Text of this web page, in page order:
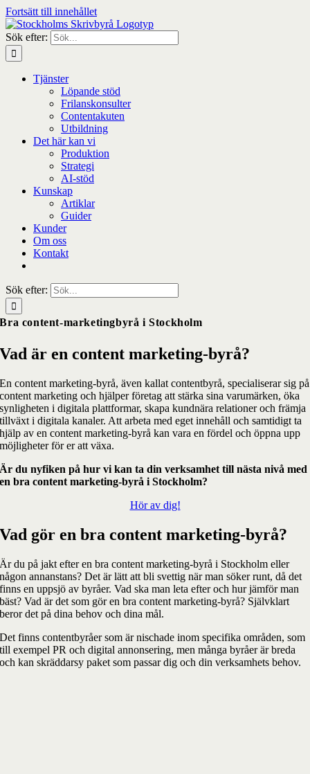
Fortsätt till innehållet
Sök efter:
Tjänster
Löpande stöd
Frilanskonsulter
Contentakuten
Utbildning
Det här kan vi
Produktion
Strategi
AI-stöd
Kunskap
Artiklar
Guider
Kunder
Om oss
Kontakt
Sök efter:
Bra content-marketingbyrå i Stockholm
Vad är en content marketing-byrå?
En content marketing-byrå, även kallat contentbyrå, specialiserar sig på
content marketing och hjälper företag att stärka sina varumärken, öka
synligheten i digitala plattformar, skapa kundnära relationer och främja
tillväxt i digitala kanaler. Att arbeta med eget innehåll och samtidigt ta
hjälp av en content marketing-byrå kan vara en fördel och öppna upp
möjligheter för er att växa.
Är du nyfiken på hur vi kan ta din verksamhet till nästa nivå med
en bra content marketing-byrå i Stockholm?
Hör av dig!
Vad gör en bra content marketing-byrå?
Är du på jakt efter en bra content marketing-byrå i Stockholm eller
någon annanstans? Det är lätt att bli svettig när man söker runt, då det
finns en uppsjö av byråer. Vad ska man leta efter och hur jämför man
bäst? Vad är det som gör en bra content marketing-byrå? Självklart
beror det på dina behov och dina mål.
Det finns contentbyråer som är nischade inom specifika områden, som
till exempel PR och digital annonsering, men många byråer är breda
och kan skräddarsy paket som passar dig och din verksamhets behov.